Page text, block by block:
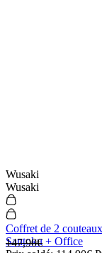
Wusaki
Wusaki
Coffret de 2
Santoku + Office
147,90€